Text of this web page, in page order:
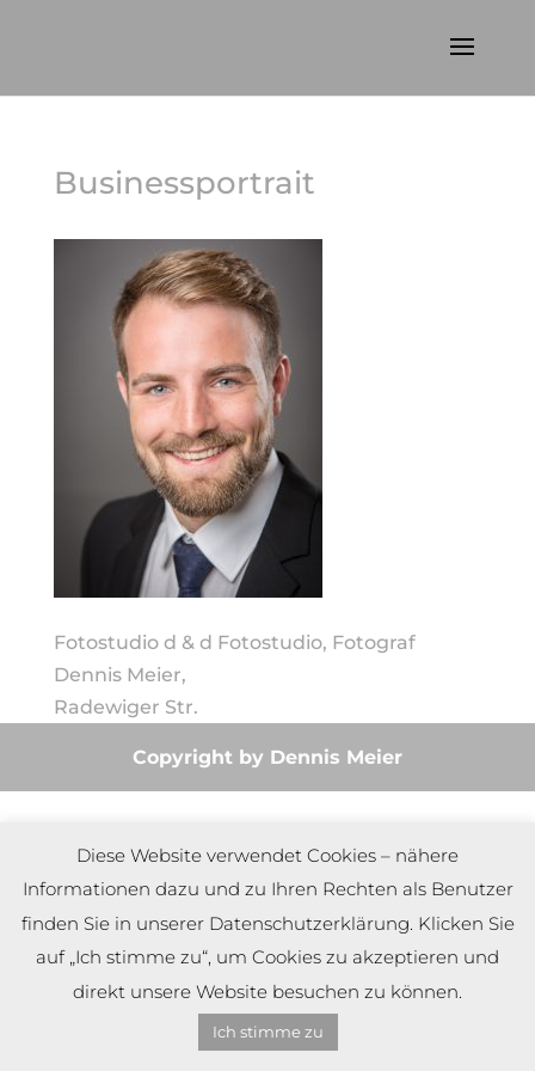
Businessportrait
Fotostudio d & d Fotostudio, Fotograf
Dennis Meier,
Radewiger Str.
Copyright by Dennis Meier
Diese Website verwendet Cookies – nähere
Informationen dazu und zu Ihren Rechten als Benutzer
finden Sie in unserer Datenschutzerklärung. Klicken Sie
auf „Ich stimme zu“, um Cookies zu akzeptieren und
direkt unsere Website besuchen zu können.
Ich stimme zu